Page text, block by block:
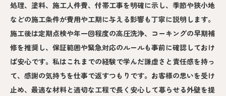
処理、塗料、施工人件費、付帯工事を明確に示し、季節や狭小地
などの施工条件が費用や工期に与える影響も丁寧に説明します。
施工後は定期点検や年一回程度の高圧洗浄、コーキングの早期補
修を推奨し、保証範囲や緊急対応のルールも事前に確認しておけ
ば安心です。私はこれまでの経験で学んだ謙虚さと責任感を持っ
て、感謝の気持ちを仕事で返すつもりです。お客様の思いを受け
止め、最適な材料と適切な工程で長く安心して暮らせる外壁を提